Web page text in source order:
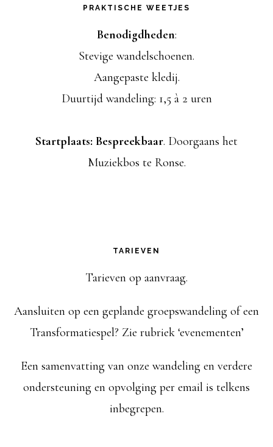
PRAKTISCHE WEETJES
Benodigdheden:
Stevige wandelschoenen.
Aangepaste kledij.
Duurtijd wandeling: 1,5 à 2 uren
Startplaats: Bespreekbaar. Doorgaans het
Muziekbos te Ronse.
TARIEVEN
Tarieven op aanvraag.
Aansluiten op een geplande groepswandeling of een
Transformatiespel? Zie rubriek ‘evenementen’
Een samenvatting van onze wandeling en verdere
ondersteuning en opvolging per email is telkens
inbegrepen.